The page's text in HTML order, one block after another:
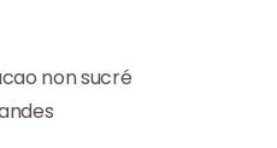
non sucré